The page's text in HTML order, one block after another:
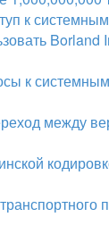
к
Borland
к
между